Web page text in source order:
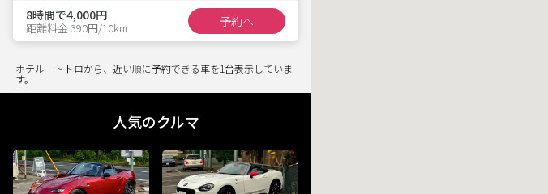
8時間で4,000円
距離料金 390円/10km 予約へ
ホテル トトロから、近い順に予約できる車を1台表示していま
す。
人気のクルマ